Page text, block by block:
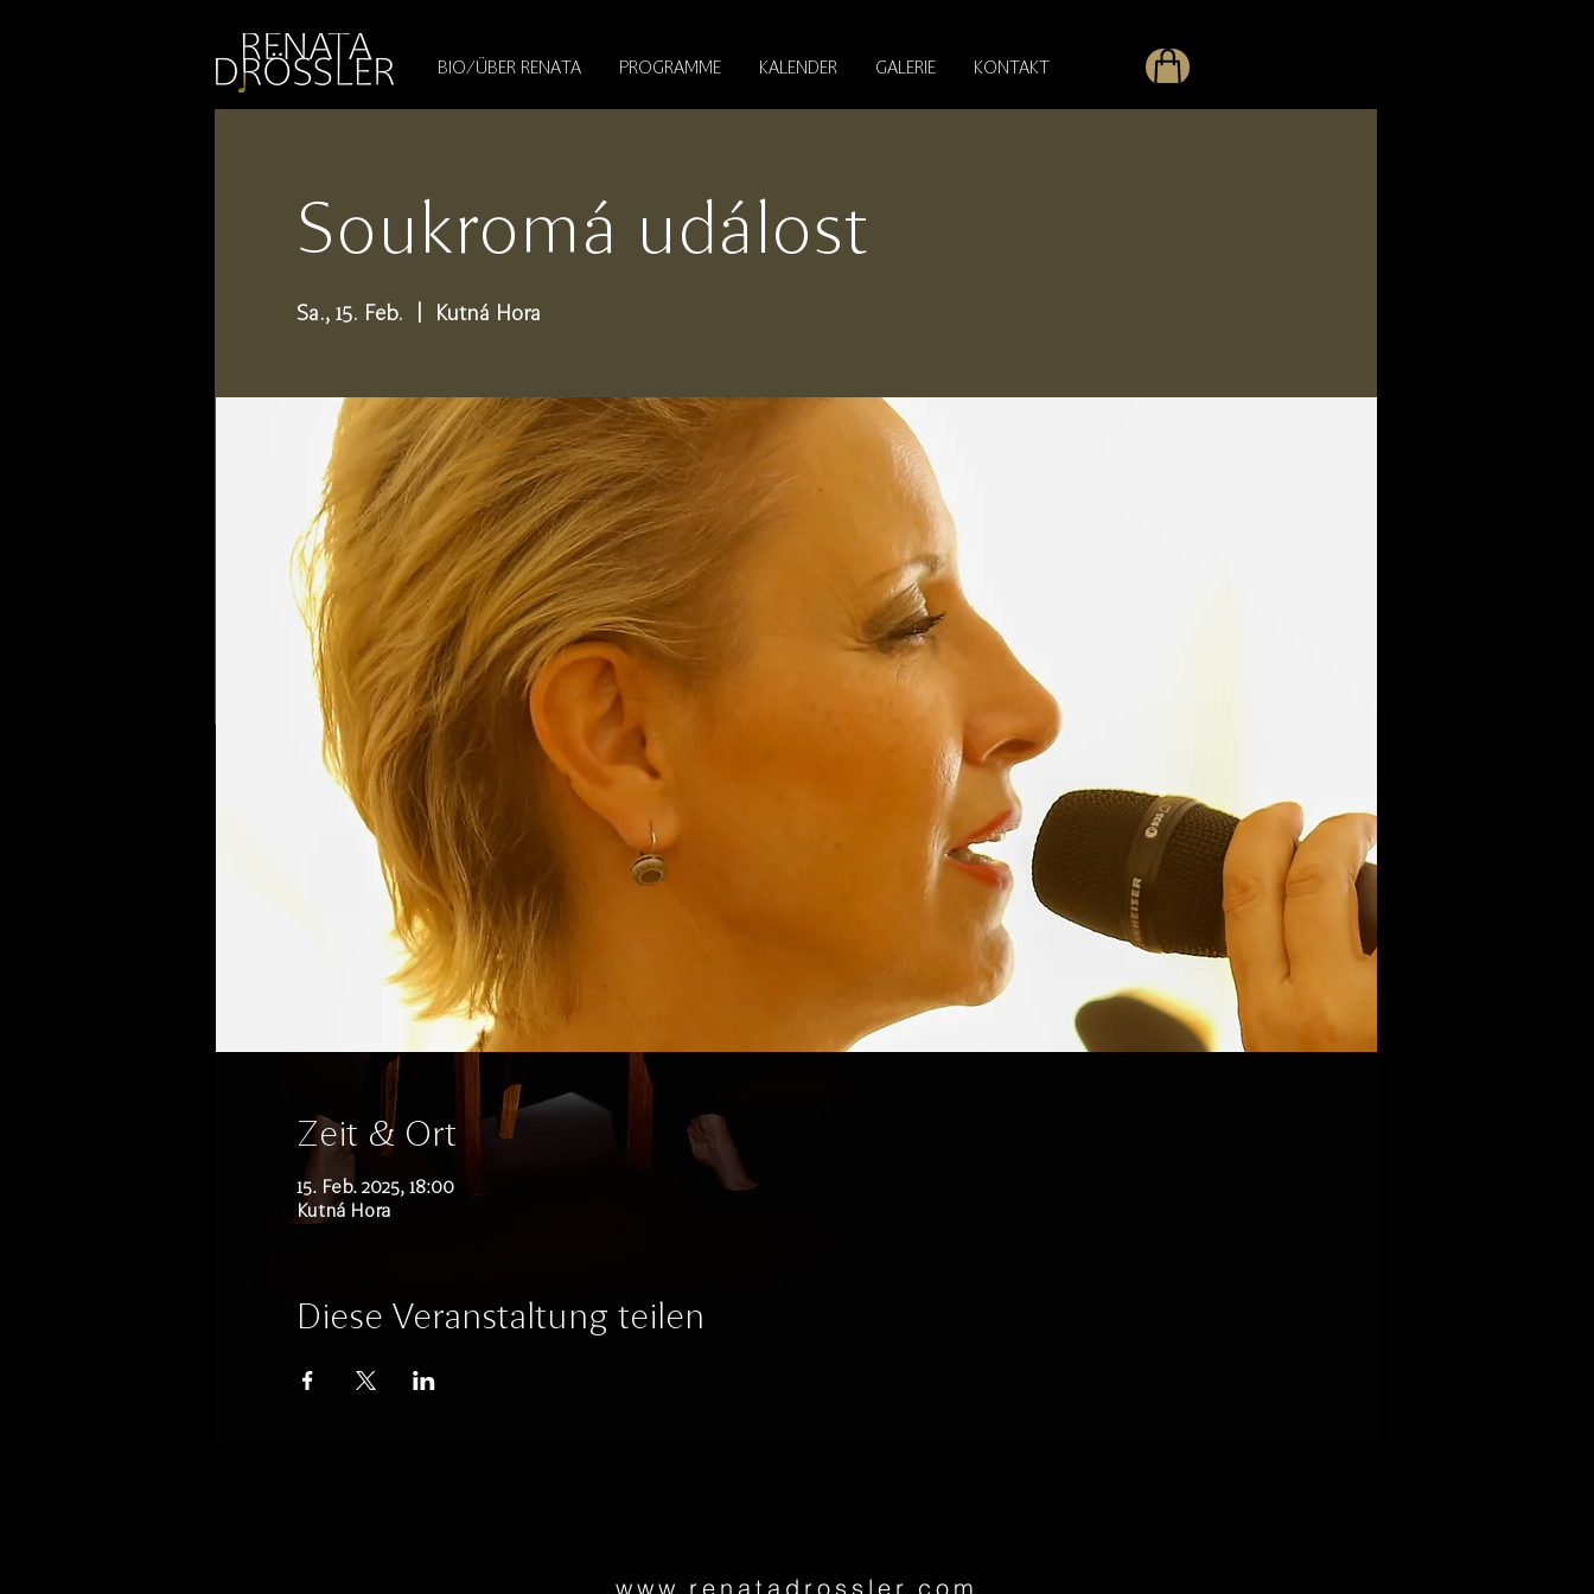
BIO/ÜBER RENATA PROGRAMME KALENDER GALERIE KONTAKT
Soukromá událost
Sa., 15. Feb. Kutná Hora
Zeit & Ort
15. Feb. 2025, 18:00
Kutná Hora
Diese Veranstaltung teilen
www.renatadrossler.com